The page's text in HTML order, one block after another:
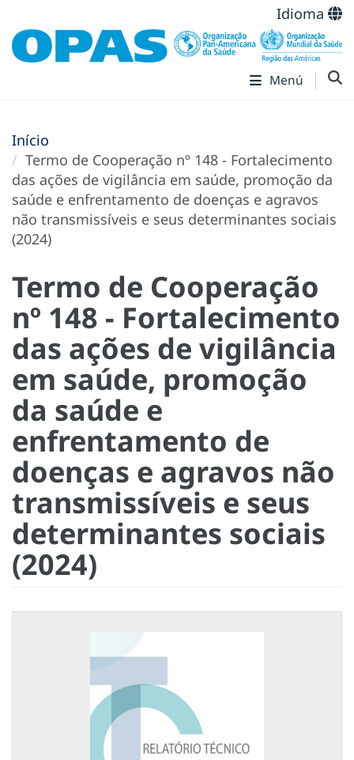
Idioma
Menú
Início
Termo de Cooperação nº 148 - Fortalecimento
das ações de vigilância em saúde, promoção da
saúde e enfrentamento de doenças e agravos
não transmissíveis e seus determinantes sociais
(2024)
Termo de Cooperação
nº 148 - Fortalecimento
das ações de vigilância
em saúde, promoção
da saúde e
enfrentamento de
doenças e agravos não
transmissíveis e seus
determinantes sociais
(2024)